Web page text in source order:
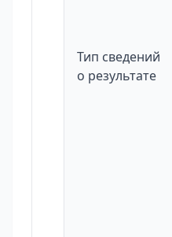
Тип сведений
о результате